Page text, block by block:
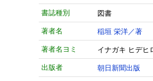
書誌種別 図書
著者名 稲垣 栄洋／著
著者名ヨミ イナガキ ヒデヒ
出版者 朝日新聞出版